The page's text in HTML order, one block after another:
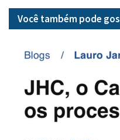
Você também pode